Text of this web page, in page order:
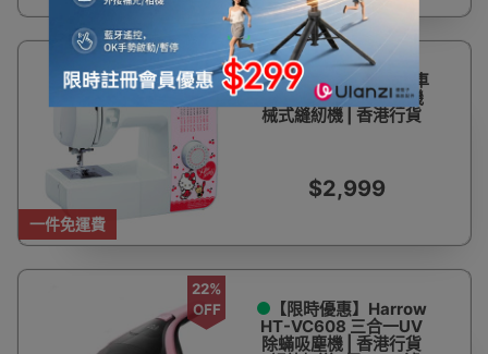
一件免運費
Brother 家用電動衣車
GS3786K |兄弟牌 | 機
械式縫紉機 | 香港行貨
$2,999
22%
OFF
【限時優惠】Harrow
HT-VC608 三合一UV
除蟎吸塵機 | 香港行貨